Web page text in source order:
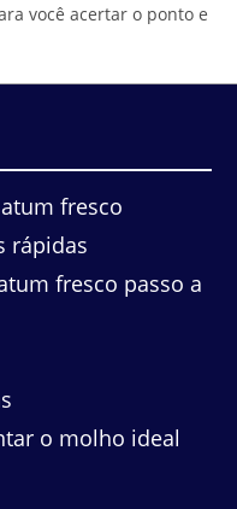
você acertar o ponto e
fresco
rápidas
fresco passo a
o molho ideal